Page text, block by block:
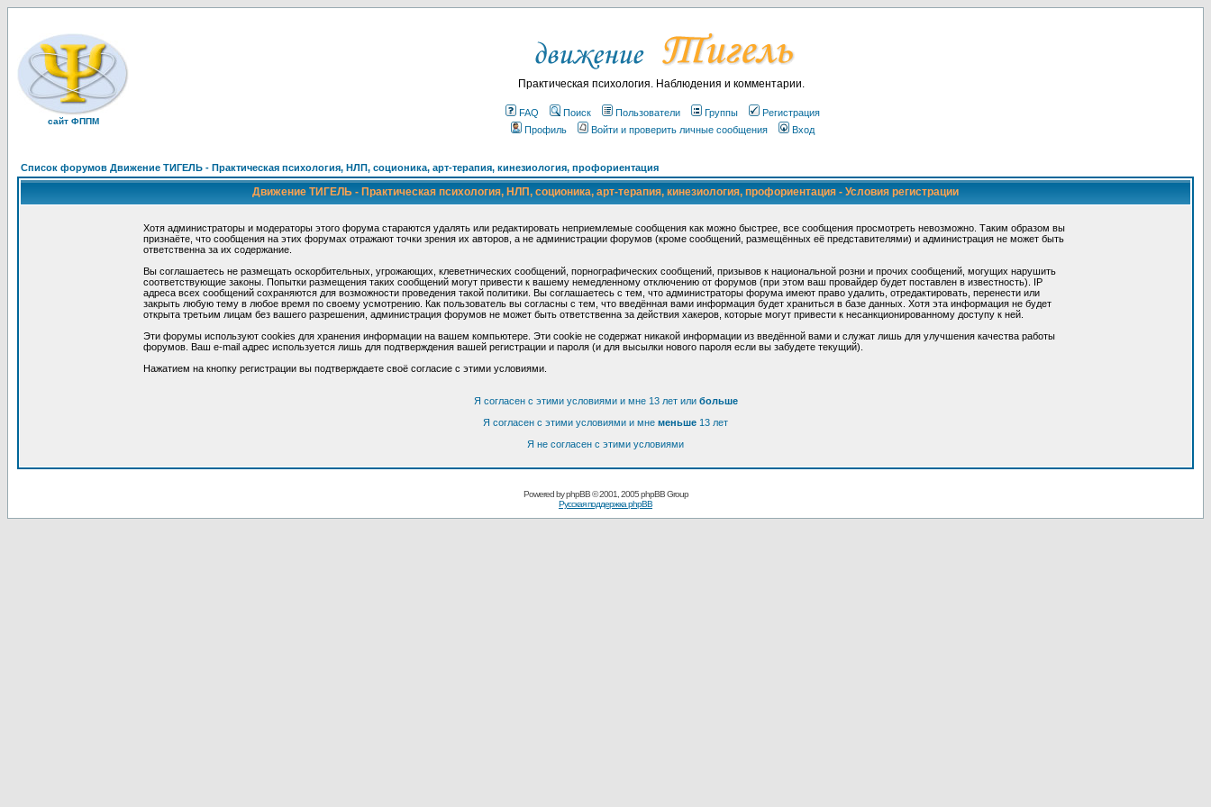
сайт ФППМ
Практическая психология. Наблюдения и комментарии.
FAQ Поиск Пользователи Группы
Регистрация
Профиль
Войти и проверить личные сообщения Вход
Список форумов Движение ТИГЕЛЬ - Практическая психология, НЛП, соционика, арт-терапия, кинезиология, профориентация
Движение ТИГЕЛЬ - Практическая психология, НЛП, соционика, арт-терапия, кинезиология, профориентация - Условия регистрации
Хотя администраторы и модераторы этого форума стараются удалять или редактировать неприемлемые сообщения как можно быстрее, все сообщения просмотреть невозможно. Таким образом вы
признаёте, что сообщения на этих форумах отражают точки зрения их авторов, а не администрации форумов (кроме сообщений, размещённых её представителями) и администрация не может быть
ответственна за их содержание.
Вы соглашаетесь не размещать оскорбительных, угрожающих, клеветнических сообщений, порнографических сообщений, призывов к национальной розни и прочих сообщений, могущих нарушить
соответствующие законы. Попытки размещения таких сообщений могут привести к вашему немедленному отключению от форумов (при этом ваш провайдер будет поставлен в известность). IP
адреса всех сообщений сохраняются для возможности проведения такой политики. Вы соглашаетесь с тем, что администраторы форума имеют право удалить, отредактировать, перенести или
закрыть любую тему в любое время по своему усмотрению. Как пользователь вы согласны с тем, что введённая вами информация будет храниться в базе данных. Хотя эта информация не будет
открыта третьим лицам без вашего разрешения, администрация форумов не может быть ответственна за действия хакеров, которые могут привести к несанкционированному доступу к ней.
Эти форумы используют cookies для хранения информации на вашем компьютере. Эти cookie не содержат никакой информации из введённой вами и служат лишь для улучшения качества работы
форумов. Ваш e-mail адрес используется лишь для подтверждения вашей регистрации и пароля (и для высылки нового пароля если вы забудете текущий).
Нажатием на кнопку регистрации вы подтверждаете своё согласие с этими условиями.
Я согласен с этими условиями и мне 13 лет или больше
Я согласен с этими условиями и мне меньше 13 лет
Я не согласен с этими условиями
Powered byphpBB© 2001, 2005 phpBB Group
Русская поддержка phpBB